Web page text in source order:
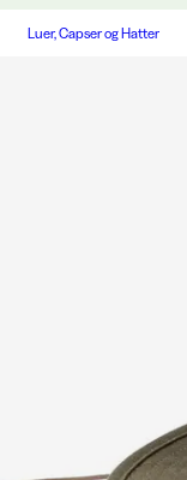
Luer, Capser og Hatter